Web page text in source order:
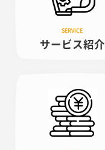
サービス紹介